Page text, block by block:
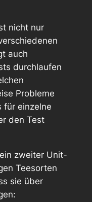
nicht nur
auch
durchlaufen
Probleme
für einzelne
den Test
zweiter Unit-
Teesorten
sie über